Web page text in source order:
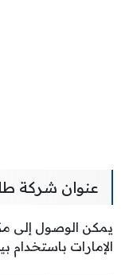
عنوان شركة
يمكن الوصول
الإمارات باستخدام